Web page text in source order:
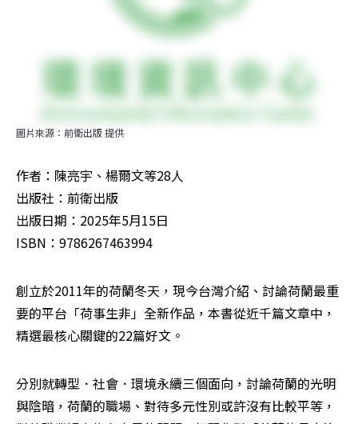
圖片來源：前衛出版 提供
作者：陳亮宇、楊爾文等28人
出版社：前衛出版
出版日期：2025年5月15日
ISBN：9786267463994
創立於2011年的荷蘭冬天，現今台灣介紹、討論荷蘭最重
要的平台「荷事生非」全新作品，本書從近千篇文章中，
精選最核心關鍵的22篇好文。
分別就轉型．社會．環境永續三個面向，討論荷蘭的光明
與陰暗，荷蘭的職場、對待多元性別或許沒有比較平等，